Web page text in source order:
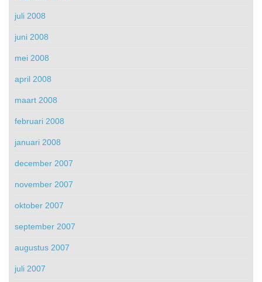
juli 2008
juni 2008
mei 2008
april 2008
maart 2008
februari 2008
januari 2008
december 2007
november 2007
oktober 2007
september 2007
augustus 2007
juli 2007